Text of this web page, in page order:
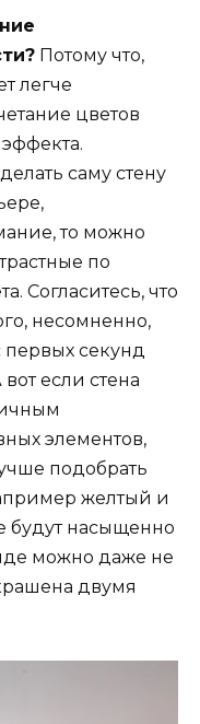
Потому что,
легче
цветов
саму стену
то можно
по
Согласитесь, что
несомненно,
первых секунд
если стена
элементов,
подобрать
желтый и
будут насыщенно
можно даже не
двумя